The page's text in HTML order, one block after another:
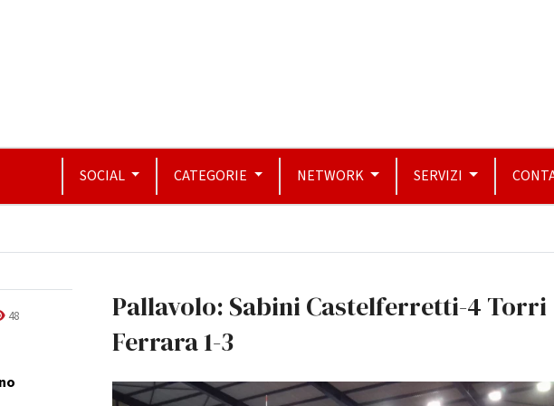
SOCIAL CATEGORIE NETWORK SERVIZI
48
Pallavolo: Sabini Castelferretti-4 Torri
Ferrara 1-3